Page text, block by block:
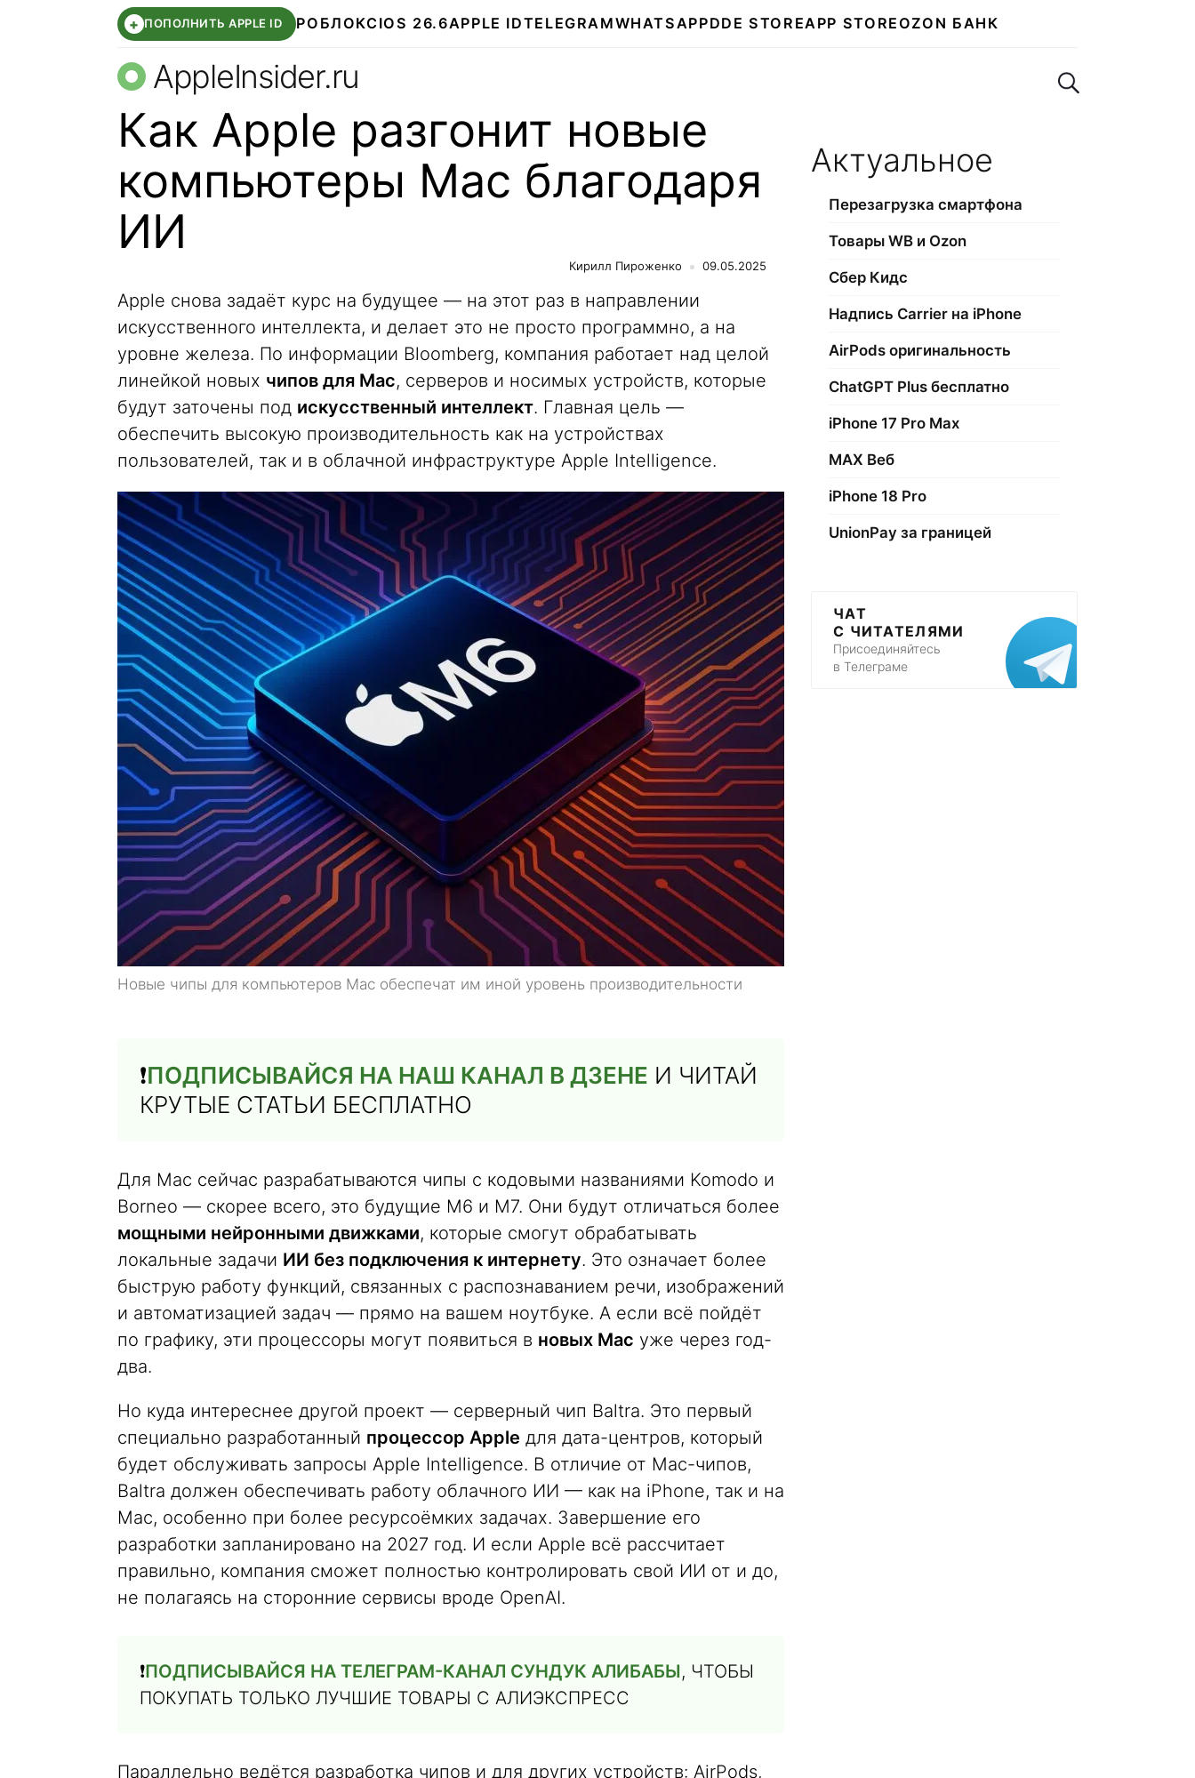
+ ПОПОЛНИТЬ APPLE ID РОБЛОКС IOS 26.6APPLE IDTELEGRAMWHATSAPPDDE STOREAPP STORE OZON БАНК
AppleInsider.ru Поиск по сайту
Как Apple разгонит новые
компьютеры Mac благодаря
ИИ
Кирилл Пироженко 09.05.2025
Apple снова задаёт курс на будущее — на этот раз в направлении
искусственного интеллекта, и делает это не просто программно, а на
уровне железа. По информации Bloomberg, компания работает над целой
линейкой новых чипов для Mac, серверов и носимых устройств, которые
будут заточены под искусственный интеллект. Главная цель —
обеспечить высокую производительность как на устройствах
пользователей, так и в облачной инфраструктуре Apple Intelligence.
Новые чипы для компьютеров Mac обеспечат им иной уровень производительности
❗️ПОДПИСЫВАЙСЯ НА НАШ КАНАЛ В ДЗЕНЕ И ЧИТАЙ
КРУТЫЕ СТАТЬИ БЕСПЛАТНО
Для Mac сейчас разрабатываются чипы с кодовыми названиями Komodo и
Borneo — скорее всего, это будущие M6 и M7. Они будут отличаться более
мощными нейронными движками, которые смогут обрабатывать
локальные задачи ИИ без подключения к интернету. Это означает более
быструю работу функций, связанных с распознаванием речи, изображений
и автоматизацией задач — прямо на вашем ноутбуке. А если всё пойдёт
по графику, эти процессоры могут появиться в новых Mac уже через год-
два.
Но куда интереснее другой проект — серверный чип Baltra. Это первый
специально разработанный процессор Apple для дата-центров, который
будет обслуживать запросы Apple Intelligence. В отличие от Mac-чипов,
Baltra должен обеспечивать работу облачного ИИ — как на iPhone, так и на
Mac, особенно при более ресурсоёмких задачах. Завершение его
разработки запланировано на 2027 год. И если Apple всё рассчитает
правильно, компания сможет полностью контролировать свой ИИ от и до,
не полагаясь на сторонние сервисы вроде OpenAI.
❗️ПОДПИСЫВАЙСЯ НА ТЕЛЕГРАМ-КАНАЛ СУНДУК АЛИБАБЫ, ЧТОБЫ
ПОКУПАТЬ ТОЛЬКО ЛУЧШИЕ ТОВАРЫ С АЛИЭКСПРЕСС
Параллельно ведётся разработка чипов и для других устройств: AirPods,
Актуальное
Перезагрузка смартфона
Товары WB и Ozon
Сбер Кидс
Надпись Carrier на iPhone
AirPods оригинальность
ChatGPT Plus бесплатно
iPhone 17 Pro Max
МАХ Веб
iPhone 18 Pro
UnionPay за границей
ЧАТ
С ЧИТАТЕЛЯМИ
Присоединяйтесь
в Телеграме